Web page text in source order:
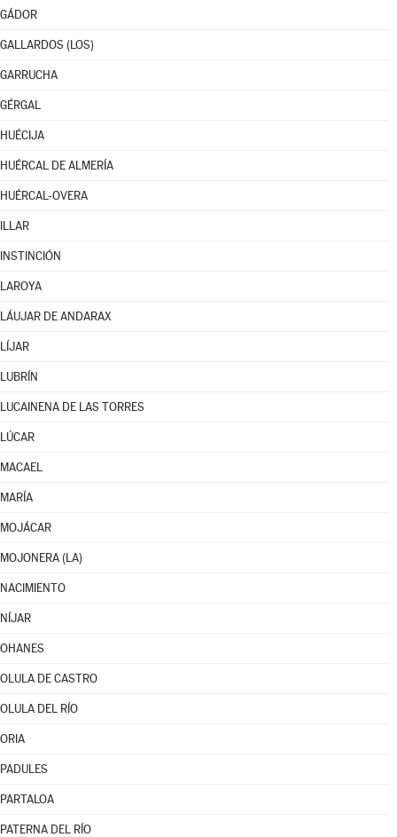
GÁDOR
GALLARDOS (LOS)
GARRUCHA
GÉRGAL
HUÉCIJA
HUÉRCAL DE ALMERÍA
HUÉRCAL-OVERA
ILLAR
INSTINCIÓN
LAROYA
LÁUJAR DE ANDARAX
LÍJAR
LUBRÍN
LUCAINENA DE LAS TORRES
LÚCAR
MACAEL
MARÍA
MOJÁCAR
MOJONERA (LA)
NACIMIENTO
NÍJAR
OHANES
OLULA DE CASTRO
OLULA DEL RÍO
ORIA
PADULES
PARTALOA
PATERNA DEL RÍO